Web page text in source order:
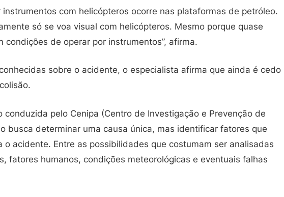
instrumentos com helicópteros ocorre nas plataformas de petróleo.
só se voa visual com helicópteros. Mesmo porque quase
condições de operar por instrumentos”, afirma.
sobre o acidente, o especialista afirma que ainda é cedo
conduzida pelo Cenipa (Centro de Investigação e Prevenção de
busca determinar uma causa única, mas identificar fatores que
o acidente. Entre as possibilidades que costumam ser analisadas
fatores humanos, condições meteorológicas e eventuais falhas